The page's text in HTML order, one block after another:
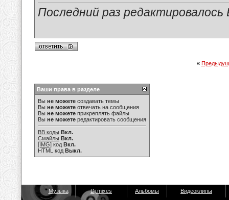
Последний раз
«
Ваши права в разделе
Вы не можете создавать темы
Вы не можете отвечать на сообщения
Вы не можете прикреплять файлы
Вы не можете редактировать сообщения
BB коды Вкл.
Смайлы Вкл.
[IMG] код Вкл.
HTML код Выкл.
Музыка Dj mixes Альбомы Видеоклипы